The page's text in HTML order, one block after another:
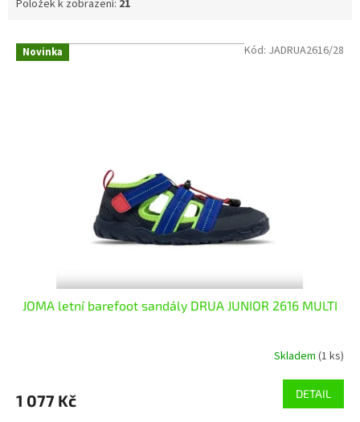
Položek k zobrazení: 21
V Novinka
JOMA letní barefoot sandály DRUA JUNIOR 2616 MULTI
Skladem (1 ks)
1 077 Kč DETAIL
Kód: JADRUA2616/28